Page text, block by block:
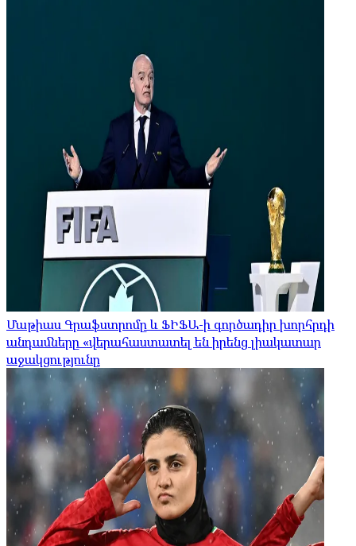
Մաթիաս Գրաֆստրոմը և ՖԻՖԱ-ի գործադիր խորհրդի
անդամները «վերահաստատել են իրենց լիակատար
աջակցությունը